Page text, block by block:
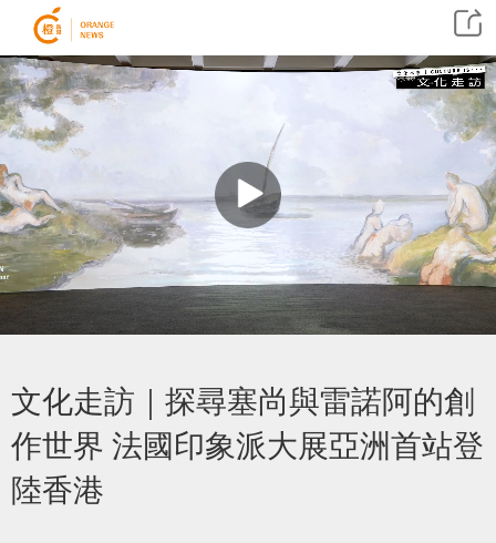
文化走訪｜探尋塞尚與雷諾阿的創
作世界 法國印象派大展亞洲首站登
陸香港